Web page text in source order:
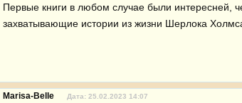
Первые книги в любом случае были интересней,
захватывающие истории из жизни Шерлока
Marisa-Belle
Дата: 25.02.2023 14:07